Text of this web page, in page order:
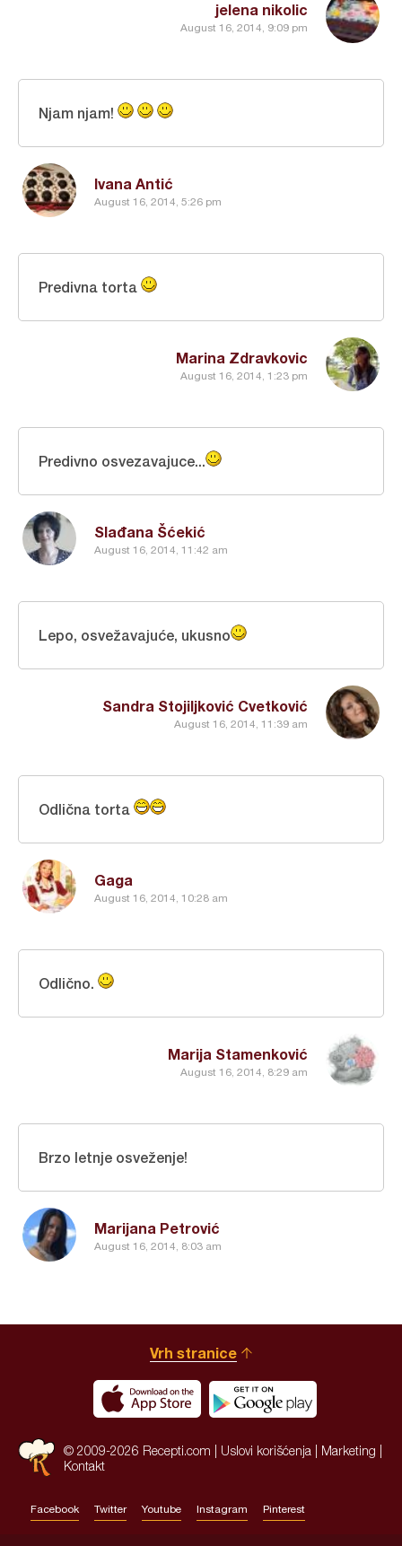
jelena nikolic
August 16, 2014, 9:09 pm
Ivana Antić
August 16, 2014, 5:26 pm
Njam njam!
Marina Zdravkovic
August 16, 2014, 1:23 pm
Predivna torta
Slađana Šćekić
August 16, 2014, 11:42 am
Predivno osvezavajuce...
Sandra Stojiljković Cvetković
August 16, 2014, 11:39 am
Lepo, osvežavajuće, ukusno
Gaga
August 16, 2014, 10:28 am
Odlična torta
Marija Stamenković
August 16, 2014, 8:29 am
Odlično.
Marijana Petrović
August 16, 2014, 8:03 am
Brzo letnje osveženje!
Vrh stranice
© 2009-2026 Recepti.com | Uslovi korišćenja Marketing
Kontakt
Facebook Twitter Youtube Instagram Pinterest